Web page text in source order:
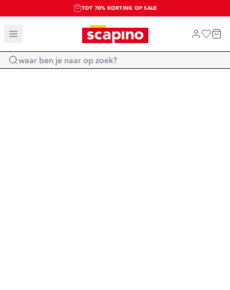
TOT 70% KORTING OP SALE
SALE: LAATSTE KANS!
SHOP NIEUW
Home